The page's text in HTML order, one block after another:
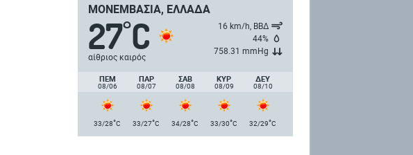
ΜΟΝΕΜΒΑΣΙΆ, ΕΛΛΆΔΑ
27°C
αίθριος καιρός
16 km/h, ΒΒΔ
44%
758.31 mmHg
ΠΈΜ
08/06
ΠΑΡ
08/07
ΣΑΒ
08/08
ΚΥΡ
08/09
ΔΕΥ
08/10
33/28°C 33/27°C 34/28°C 33/30°C 32/29°C